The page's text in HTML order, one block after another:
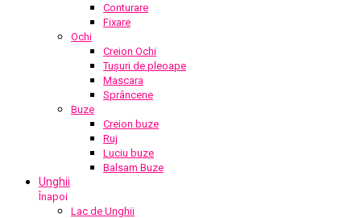
Conturare
Fixare
Ochi
Creion Ochi
Tușuri de pleoape
Mascara
Sprâncene
Buze
Creion buze
Ruj
Luciu buze
Balsam Buze
Unghii
Înapoi
Lac de Unghii